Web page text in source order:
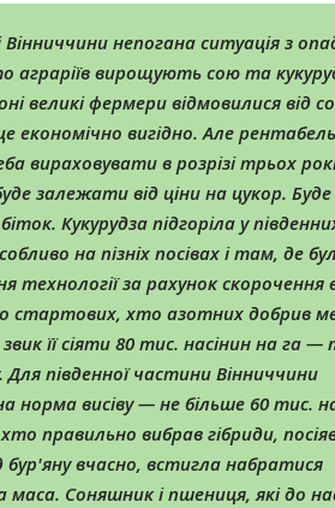
Вінниччини непогана ситуація з
аграріїв вирощують сою та
великі фермери відмовилися від
економічно вигідно. Але
вираховувати в розрізі трьох
залежати від ціни на цукор. Буде
Кукурудза підгоріла у
на пізніх посівах і там, де
технології за рахунок скорочення
стартових, хто азотних добрив
її сіяти 80 тис. насінин на га —
Для південної частини Вінниччини
норма висіву — не більше 60 тис.
правильно вибрав гібриди,
бур'яну вчасно, встигла набратися
маса. Соняшник і пшениця, які до